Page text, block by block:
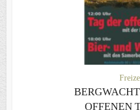
OFFENEN